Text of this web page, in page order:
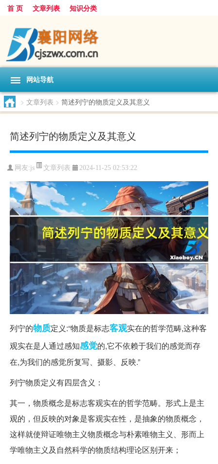
首 页 文章列表 知识分类
网站导航
> 文章列表 > 简述列宁的物质定义及其意义
简述列宁的物质定义及其意义
网友:js 文章列表 2024-11-25 02:53:22
列宁的物质定义:“物质是标志客观实在的哲学范畴,这种客
观实在是人通过感知感觉的,它不依赖于我们的感觉而存
在,为我们的感觉所复写、摄影、反映.”
列宁物质定义有四层含义：
其一，物质概念是标志客观实在的哲学范畴。形式上是主
观的，但反映的对象是客观实在性，是抽象的物质概念，
这样就使辩证唯物主义物质概念与朴素唯物主义、形而上
学唯物主义及自然科学的物质结构理论区别开来；